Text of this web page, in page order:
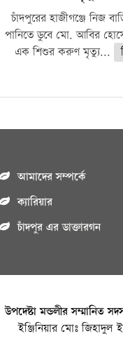
চাঁদপুরের হাজীগঞ্জে নিজ
পানিতে ডুবে মো. আবির
এক শিশুর করুণ মৃত্যু...
আমাদের সম্পর্কে
ক্যারিয়ার
চাঁদপুর এর ডাক্তারগন
উপদেষ্টা মন্ডলীর সম্মানিত
ইঞ্জিনিয়ার মোঃ